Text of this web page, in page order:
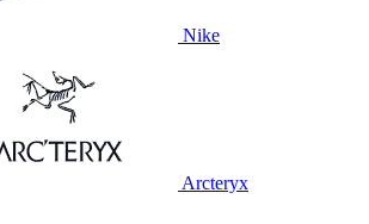
Nike
Arcteryx